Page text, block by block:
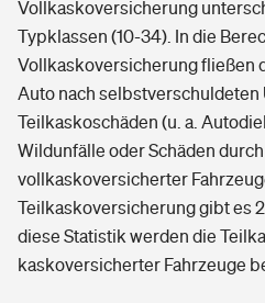
Vollkaskoversicherung
Typklassen (10-34). In die
Vollkaskoversicherung fließen
Auto nach selbstverschuldeten
Teilkaskoschäden (u. a.
Wildunfälle oder Schäden
vollkaskoversicherter
Teilkaskoversicherung gibt es
diese Statistik werden die
kaskoversicherter Fahrzeuge